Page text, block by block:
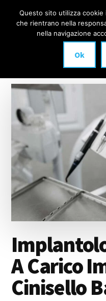
Additional
menu
DENTALE
anche
carico
immediato!
A Carico
Cinisello
Questo sito utilizza cookie
che rientrano nella
nella navigazione
Ok